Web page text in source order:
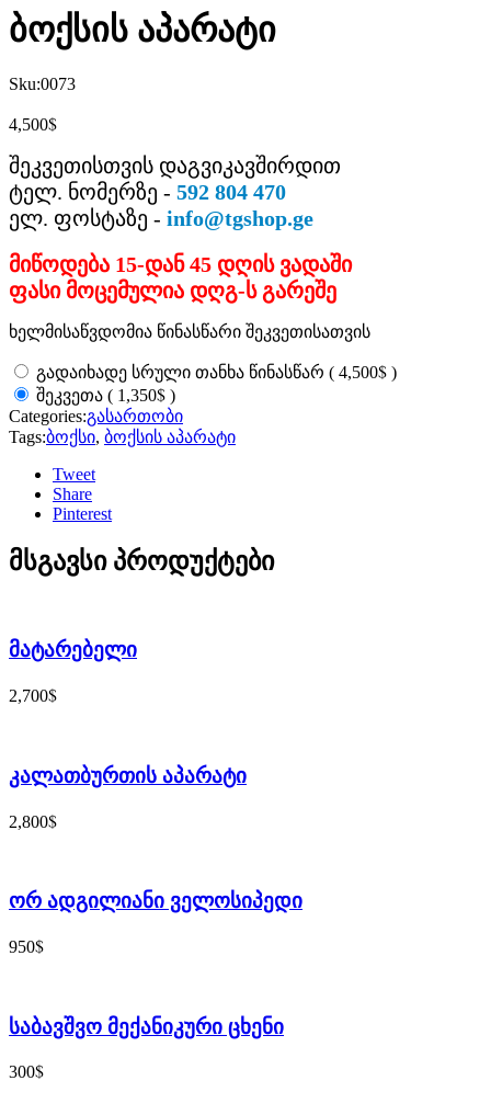
ბოქსის აპარატი
Sku:0073
4,500$
შეკვეთისთვის დაგვიკავშირდით
ტელ. ნომერზე - 592 804 470
ელ. ფოსტაზე - info@tgshop.ge
მიწოდება 15-დან 45 დღის ვადაში
ფასი მოცემულია დღგ-ს გარეშე
ხელმისაწვდომია წინასწარი შეკვეთისათვის
გადაიხადე სრული თანხა წინასწარ ( 4,500$ )
შეკვეთა ( 1,350$ )
Categories:გასართობი
Tags:ბოქსი, ბოქსის აპარატი
Tweet
Share
Pinterest
მსგავსი პროდუქტები
მატარებელი
2,700$
კალათბურთის აპარატი
2,800$
ორ ადგილიანი ველოსიპედი
950$
საბავშვო მექანიკური ცხენი
300$